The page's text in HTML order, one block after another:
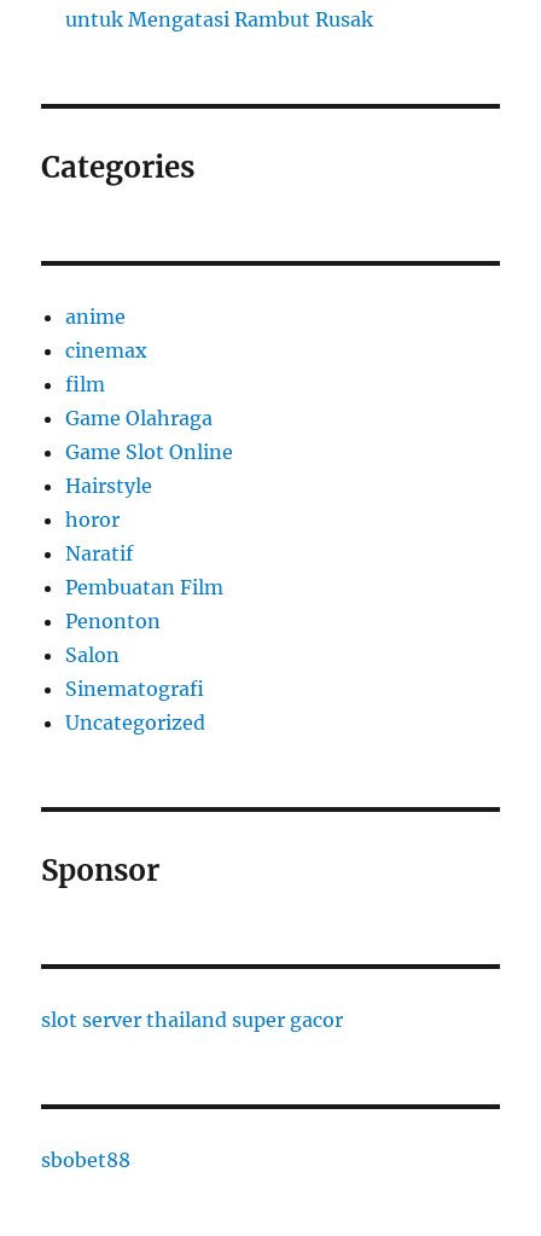
untuk Mengatasi Rambut Rusak
Categories
anime
cinemax
film
Game Olahraga
Game Slot Online
Hairstyle
horor
Naratif
Pembuatan Film
Penonton
Salon
Sinematografi
Uncategorized
Sponsor
slot server thailand super gacor
sbobet88